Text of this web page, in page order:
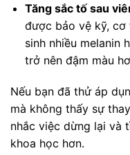
Tăng sắc tố sau
được bảo vệ kỹ, cơ
sinh nhiều melanin
trở nên đậm màu
Nếu bạn đã thử áp
mà không thấy sự
nhắc việc dừng lại và
khoa học hơn.